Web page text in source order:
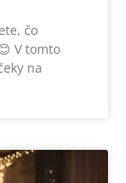
čo
V tomto
na